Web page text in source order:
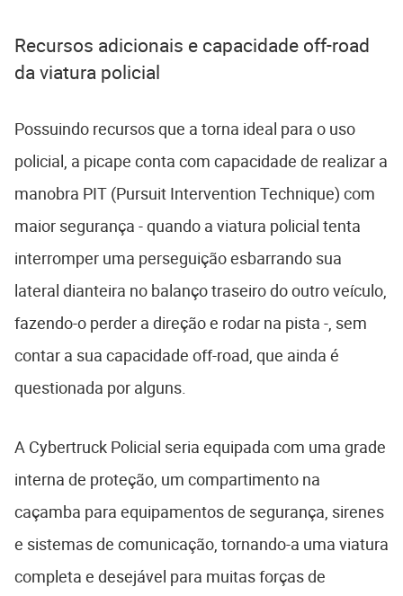
Recursos adicionais e capacidade off-road
da viatura policial
Possuindo recursos que a torna ideal para o uso
policial, a picape conta com capacidade de realizar a
manobra PIT (Pursuit Intervention Technique) com
maior segurança - quando a viatura policial tenta
interromper uma perseguição esbarrando sua
lateral dianteira no balanço traseiro do outro veículo,
fazendo-o perder a direção e rodar na pista -, sem
contar a sua capacidade off-road, que ainda é
questionada por alguns.
A Cybertruck Policial seria equipada com uma grade
interna de proteção, um compartimento na
caçamba para equipamentos de segurança, sirenes
e sistemas de comunicação, tornando-a uma viatura
completa e desejável para muitas forças de